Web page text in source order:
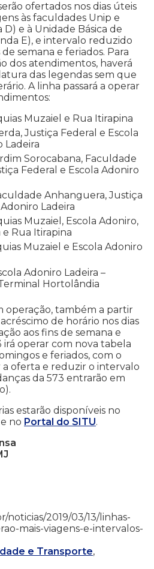
ofertados nos dias úteis
às faculdades Unip e
e à Unidade Básica de
E), e intervalo reduzido
semana e feriados. Para
dos atendimentos, haverá
das legendas sem que
A linha passará a operar
Muzaiel e Rua Itirapina
Justiça Federal e Escola
Ladeira
Sorocabana, Faculdade
Federal e Escola Adoniro
Anhanguera, Justiça
Ladeira
Muzaiel, Escola Adoniro,
Rua Itirapina
Muzaiel e Escola Adoniro
Adoniro Ladeira –
Hortolândia
operação, também a partir
de horário nos dias
aos fins de semana e
irá operar com nova tabela
e feriados, com o
oferta e reduzir o intervalo
da 573 entrarão em
estarão disponíveis no
no Portal do SITU.
noticias/2019/03/13/linhas-
mais-viagens-e-intervalos-
e Transporte,